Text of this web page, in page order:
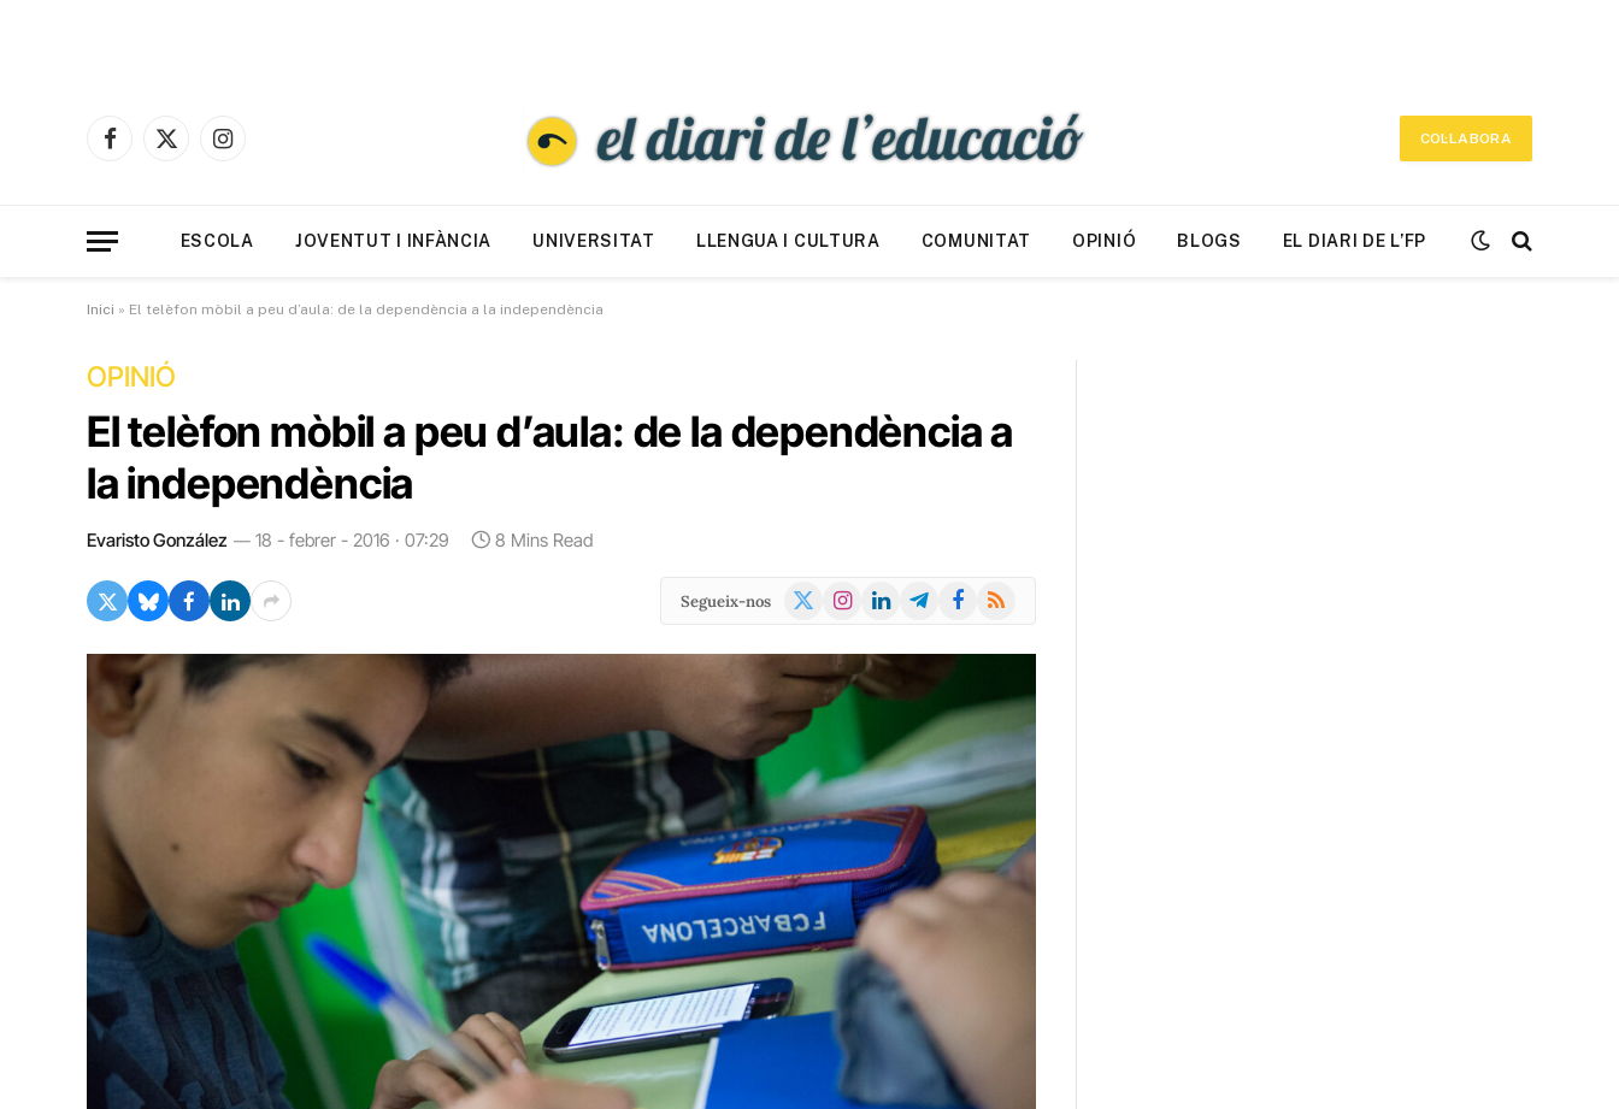
Facebook
X
Instagram
COL·LABORA
ESCOLA JOVENTUT I INFÀNCIA UNIVERSITAT LLENGUA I CULTURA COMUNITAT OPINIÓ BLOGS EL DIARI DE L’FP
Inici » El telèfon mòbil a peu d’aula: de la dependència a la independència
OPINIÓ
El telèfon mòbil a peu d’aula: de la dependència a
la independència
Evaristo González 18 - febrer - 2016 · 07:29 8 Mins Read
Segueix-nos
X
Instagram
LinkedInTelegramFacebook
RSS